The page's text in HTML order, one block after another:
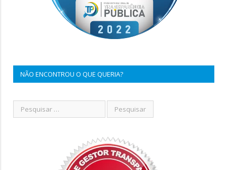
NÃO ENCONTROU O QUE QUERIA?